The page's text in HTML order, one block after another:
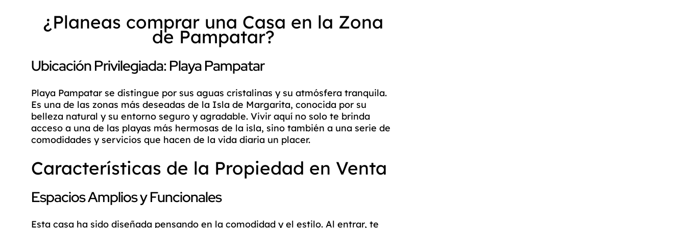
¿Planeas comprar una Casa en la Zona
de Pampatar?
Ubicación Privilegiada: Playa Pampatar
Playa Pampatar se distingue por sus aguas cristalinas y su atmósfera tranquila.
Es una de las zonas más deseadas de la Isla de Margarita, conocida por su
belleza natural y su entorno seguro y agradable. Vivir aquí no solo te brinda
acceso a una de las playas más hermosas de la isla, sino también a una serie de
comodidades y servicios que hacen de la vida diaria un placer.
Características de la Propiedad en Venta
Espacios Amplios y Funcionales
Esta casa ha sido diseñada pensando en la comodidad y el estilo. Al entrar, te